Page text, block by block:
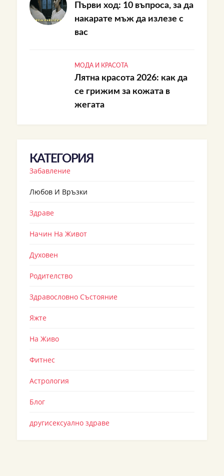
Първи ход: 10 въпроса, за да
накарате мъж да излезе с
вас
МОДА И КРАСОТА
Лятна красота 2026: как да
се грижим за кожата в
жегата
КАТЕГОРИЯ
Забавление
Любов И Връзки
Здраве
Начин На Живот
Духовен
Родителство
Здравословно Състояние
Яжте
На Живо
Фитнес
Астрология
Блог
другисексуално здраве